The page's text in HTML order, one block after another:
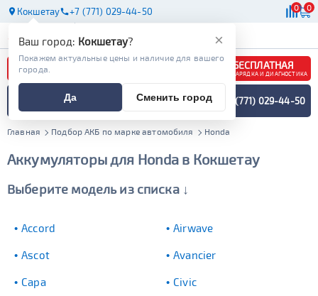
Кокшетау +7 (771) 029-44-50 0 0
АКБ
БЕСПЛАТНАЯ
ЗАРЯДКА И ДИАГНОСТИКА
ПОДБОР АККУМУЛЯТОРА
СПЕЦИАЛИСТОМ +7 (771) 029-44-50
Главная Подбор АКБ по марке автомобиля Honda
Аккумуляторы для Honda в Кокшетау
Выберите модель из списка ↓
Accord Airwave
Ascot Avancier
Capa Civic
×
Ваш город: Кокшетау?
Покажем актуальные цены и наличие для вашего
города.
Да Сменить город